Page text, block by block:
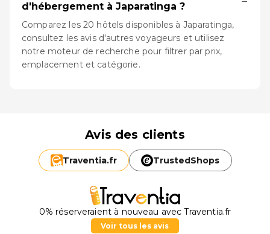
d'hébergement à Japaratinga ?
Comparez les 20 hôtels disponibles à Japaratinga,
consultez les avis d'autres voyageurs et utilisez
notre moteur de recherche pour filtrer par prix,
emplacement et catégorie.
Avis des clients
Traventia.fr TrustedShops
0% réserveraient à nouveau avec Traventia.fr
Voir tous les avis